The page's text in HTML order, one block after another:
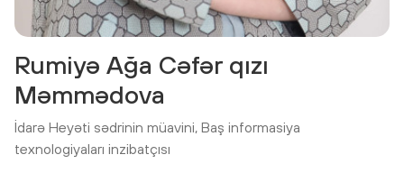
Rumiyə Ağa Cəfər qızı
Məmmədova
İdarə Heyəti sədrinin müavini, Baş informasiya
texnologiyaları inzibatçısı